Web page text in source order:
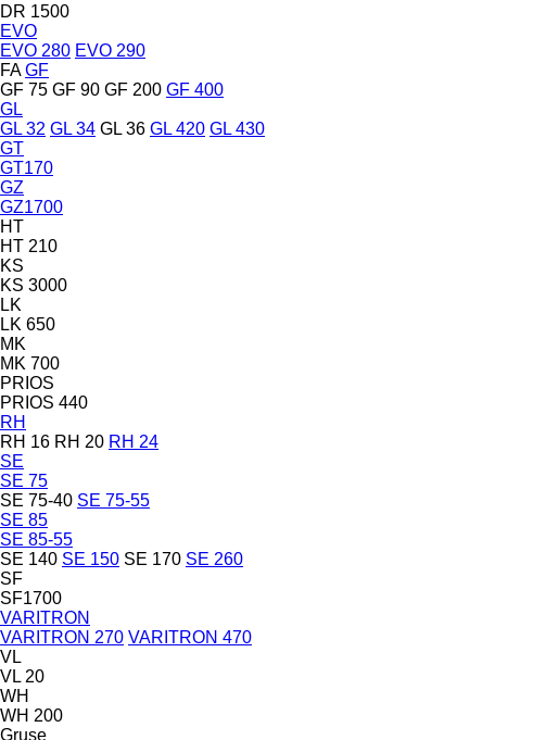
DR 1500
EVO
EVO 280 EVO 290
FA GF
GF 75 GF 90 GF 200 GF 400
GL
GL 32 GL 34 GL 36 GL 420 GL 430
GT
GT170
GZ
GZ1700
HT
HT 210
KS
KS 3000
LK
LK 650
MK
MK 700
PRIOS
PRIOS 440
RH
RH 16 RH 20 RH 24
SE
SE 75
SE 75-40 SE 75-55
SE 85
SE 85-55
SE 140 SE 150 SE 170 SE 260
SF
SF1700
VARITRON
VARITRON 270 VARITRON 470
VL
VL 20
WH
WH 200
Gruse